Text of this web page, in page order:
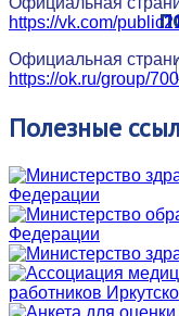
Логин
https://vk.com/
Официальная
https://ok.ru/group/
Полезные